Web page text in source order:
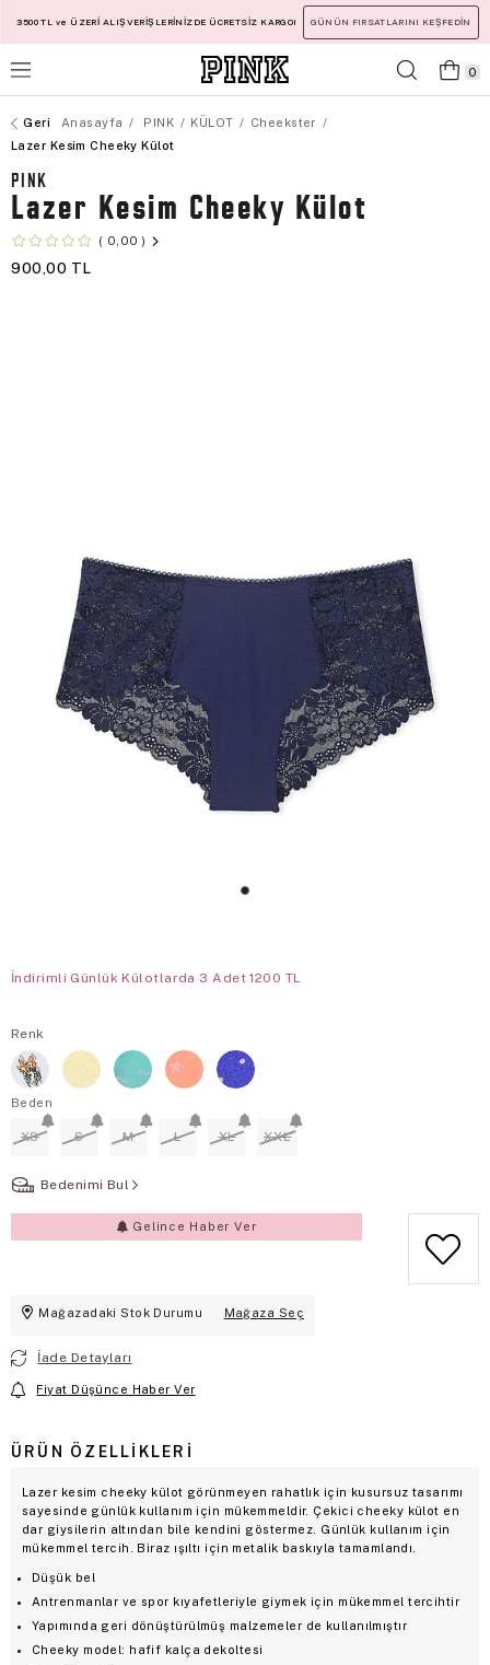
3500 TL ve ÜZERİ ALIŞVERİŞLERİNİZDE ÜCRETSİZ KARGO! GÜNÜN FIRSATLARINI KEŞFEDİN
0
Anasayfa PINK KÜLOT
Cheekster
Lazer Kesim Cheeky Külot
PINK
Lazer Kesim Cheeky Külot
0,00
900,00 TL
İndirimli Günlük Külotlarda 3 Adet 1200 TL
Renk
Beden
XS S M L XL XXL
Bedenimi Bul
Gelince Haber Ver
Mağazadaki Stok Durumu Mağaza Seç
İade Detayları
Fiyat Düşünce Haber Ver
ÜRÜN ÖZELLIKLERI
Lazer kesim cheeky külot görünmeyen rahatlık için kusursuz tasarımı
sayesinde günlük kullanım için mükemmeldir. Çekici cheeky külot en
dar giysilerin altından bile kendini göstermez. Günlük kullanım için
mükemmel tercih. Biraz ışıltı için metalik baskıyla tamamlandı.
Düşük bel
Antrenmanlar ve spor kıyafetleriyle giymek için mükemmel tercihtir
Yapımında geri dönüştürülmüş malzemeler de kullanılmıştır
Cheeky model: hafif kalça dekoltesi